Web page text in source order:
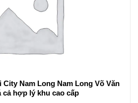
City Nam Long Nam Long Võ Văn
cả hợp lý khu cao cấp